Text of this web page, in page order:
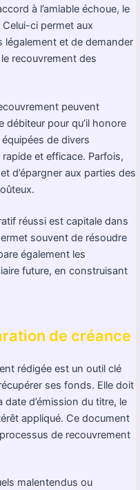
à l’amiable échoue, le
ci permet aux
légalement et de demander
recouvrement des
peuvent
débiteur pour qu’il honore
de divers
et efficace. Parfois,
d’épargner aux parties des
réussi est capitale dans
souvent de résoudre
également les
future, en construisant
de créance
rédigée est un outil clé
ses fonds. Elle doit
d’émission du titre, le
appliqué. Ce document
de recouvrement
malentendus ou